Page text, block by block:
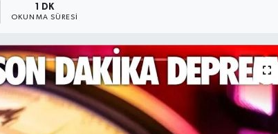
1 DK
OKUNMA SÜRESI